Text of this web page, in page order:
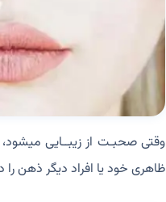
وقتی صحبـت از زیبــایی
ظاهری خود یا افراد دیگر ذهن را